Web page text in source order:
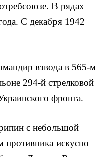
В рядах
С декабря 1942
взвода в 565-м
294-й стрелковой
фронта.
с небольшой
противника искусно